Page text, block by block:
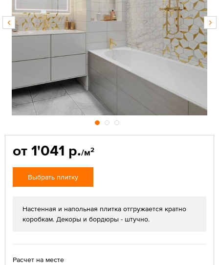
от 1'041 р./м2
Выбрать плитку
Настенная и напольная плитка отгружается кратно
коробкам. Декоры и бордюры - штучно.
Расчет на месте